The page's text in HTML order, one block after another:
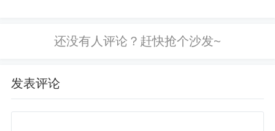
1.未按照劳动合同约定提供劳动保护或者劳动条件的；
家卫健委的“急危重伤病标准”（见下方
发表评论